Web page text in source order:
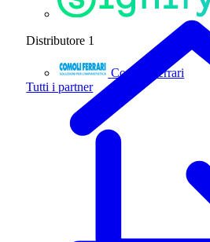
Distributore 1
Comoli Ferrari
Tutti i partner